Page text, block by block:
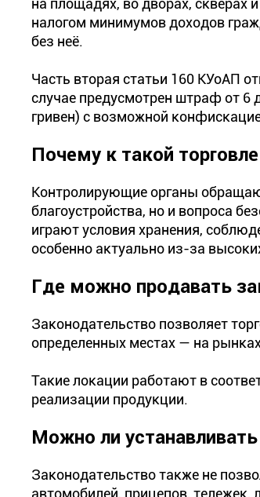
на площадях, во дворах, скверах
налогом минимумов доходов
без неё.
Часть вторая статьи 160 КУоАП
случае предусмотрен штраф от 6
гривен) с возможной
Почему к такой
Контролирующие органы
благоустройства, но и вопроса
играют условия хранения,
особенно актуально из-за
Где можно продавать
Законодательство позволяет
определенных местах — на
Такие локации работают в
реализации продукции.
Можно ли
Законодательство также не
автомобилей, прицепов, тележек,